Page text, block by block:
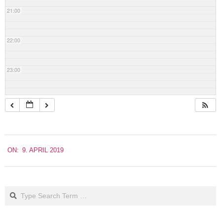
21:00
22:00
23:00
04-
09
ON: 9. APRIL 2019